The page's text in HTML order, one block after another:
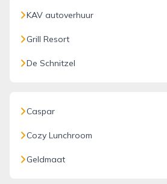
KAV autoverhuur
Grill Resort
De Schnitzel
Caspar
Cozy Lunchroom
Geldmaat